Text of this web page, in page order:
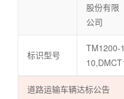
股份有限
公司
标识型号
TM1200-
道路运输车辆达标公告